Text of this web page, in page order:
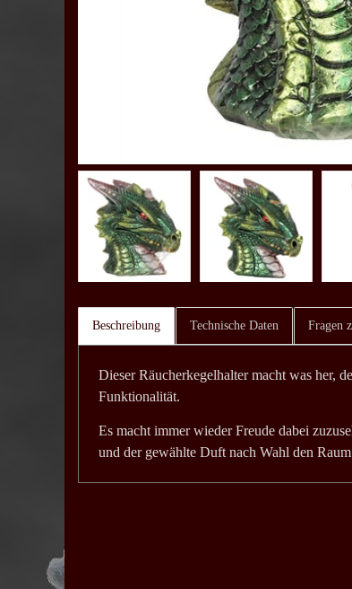
Beschreibung Technische Daten Fragen
Dieser Räucherkegelhalter macht was her,
Funktionalität.
Es macht immer wieder Freude dabei
und der gewählte Duft nach Wahl den